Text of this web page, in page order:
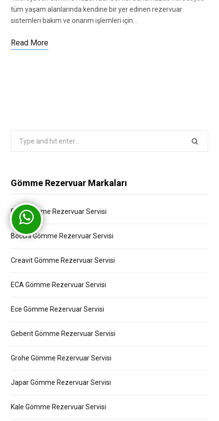
tüm yaşam alanlarında kendine bir yer edinen rezervuar
sistemleri bakım ve onarım işlemleri için…
Read More
Gömme Rezervuar Markaları
Bien Gömme Rezervuar Servisi
Bocchi Gömme Rezervuar Servisi
Creavit Gömme Rezervuar Servisi
ECA Gömme Rezervuar Servisi
Ece Gömme Rezervuar Servisi
Geberit Gömme Rezervuar Servisi
Grohe Gömme Rezervuar Servisi
Japar Gömme Rezervuar Servisi
Kale Gömme Rezervuar Servisi